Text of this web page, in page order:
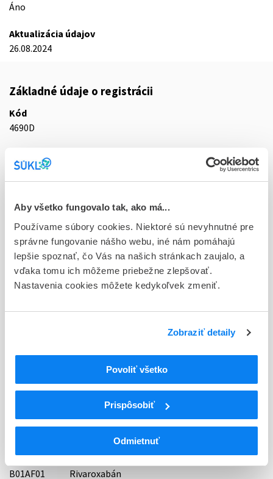
Aby všetko fungovalo tak, ako má...
Používame súbory cookies. Niektoré sú nevyhnutné pre
správne fungovanie nášho webu, iné nám pomáhajú
lepšie spoznať, čo Vás na našich stránkach zaujalo, a
vďaka tomu ich môžeme priebežne zlepšovať.
Nastavenia cookies môžete kedykoľvek zmeniť.
Zobraziť detaily
Povoliť všetko
Prispôsobiť
Odmietnuť
Áno
Aktualizácia údajov
26.08.2024
Základné údaje o registrácii
Kód
4690D
Registračné číslo
16/0130/20-S
tbl flm 42x15 mg (blis.PVC/Al)
Stav
D - Registrácia bez obmedzenia platnosti
Typ registračnej procedúry
16 - ANTICOAGULANTIA (FIBRINOLYTICA, ANTIFIBRINOL.)
KRV A KRVOTVORNÉ ORGÁNY
ANTIKOAGULANCIÁ, ANTITROMBOTIKÁ
B01AF01
Rivaroxabán